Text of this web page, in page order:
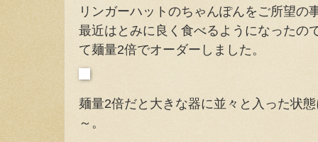
リンガーハットのちゃんぽんをご所望の
最近はとみに良く食べるようになったの
て麺量2倍でオーダーしました。
麺量2倍だと大きな器に並々と入った状
～。